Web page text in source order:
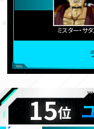
ミスター・サ
15位